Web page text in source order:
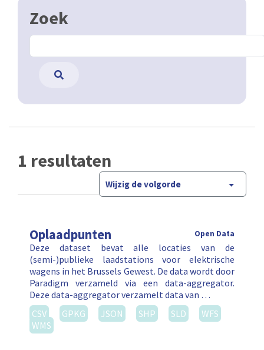
Zoek
1 resultaten
Wijzig de volgorde
Oplaadpunten Open Data
Deze dataset bevat alle locaties van de
(semi-)publieke laadstations voor elektrische
wagens in het Brussels Gewest. De data wordt door
Paradigm verzameld via een data-aggregator.
Deze data-aggregator verzamelt data van …
CSV
GPKG JSON SHP SLD
WFS
WMS